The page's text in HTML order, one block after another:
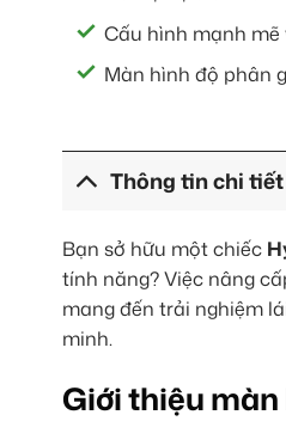
Cấu hình mạnh mẽ
Màn hình độ phân
Thông tin chi tiết
Bạn sở hữu một chiếc
tính năng? Việc nâng
mang đến trải nghiệm
minh.
Giới thiệu